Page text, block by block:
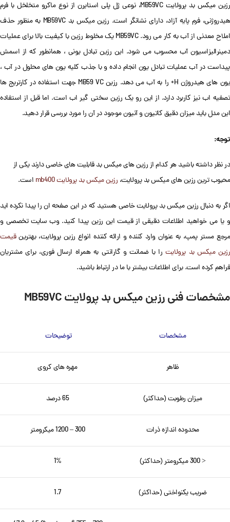
رزین میکس بد پرولایت MB59VC، نوعی ژل پلی استایرن از نوع ماکرو متخلخل با فرم
هیدروژنی، فرم پایه آزاد، دارای نشانگر است. رزین میکس بد MB59VC به منظور حذف
املاح معدنی از آب به کار می رود. MB59VC یک مخلوط رزین با کیفیت بالا برای عملیات
دمینرالیزاسیون آب محسوب می شود. این رزین تبادل یونی ، همانطور که از اسمش
پیداست در آب عملیات تبادل یون انجام داده و با جذب کلیه یون های محلول در آب ،
یون های هیدروژن H+ را به آب می دهد. رزین MB59 VC جهت استفاده در کارتریج ها
تصفیه اب نیز کاربرد دارد. از این رو یک رزین سختی گیر اب است. اما قبل از استفاده
این مدل باید میزان دقیق کاتیون و آنیون موجود در آن را مورد بررسی قرار دهید.
توجه:
در نظر داشته باشید هر کدام از رزین های میکس بد قابلیت های خاصی دارند یکی از
محبوب ترین رزین های میکس بد پرولایت، رزین میکس بد پرولایت mb400 است.
اگر به دنبال رزین میکس بد پرولایت خاصی هستید که در این صفحه ان را پیدا نکرده اید
و یا می خواهید اطلاعات دقیقی از قیمت این رزین پیدا کنید. وب سایت تخصصی و
مرجع مستر پمپ، به عنوان وارد کننده و ارائه کننده انواع رزین پرولایت، بهترینقیمت
رزین میکس بد پرولایت را با ضمانت و گارانتی به همراه ارسال فوری، برای مشتریان
فراهم کرده است. برای اطلاعات بیشتر با ما در ارتباط باشید.
مشخصات فنی رزین میکس بد پرولایت MB59VC
مشخصات توضیحات
ظاهر مهره های کروی
میزان رطوبت (حداکثر) 65 درصد
محدوده اندازه ذرات 300 – 1200 میکرومتر
< 300 میکرومتر (حداکثر) 1%
ضریب یکنواختی (حداکثر) 1.7